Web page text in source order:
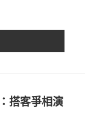
搭客爭相演